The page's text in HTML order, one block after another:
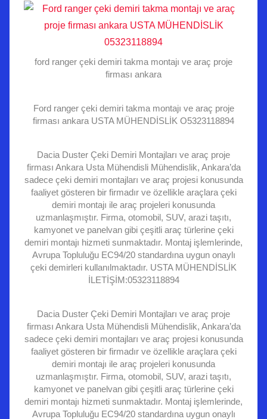
ford ranger çeki demiri takma montajı ve araç proje
firması ankara
Ford ranger çeki demiri takma montajı ve araç proje
firması ankara USTA MÜHENDİSLİK O5323118894
Dacia Duster Çeki Demiri Montajları ve araç proje
firması Ankara Usta Mühendisli Mühendislik, Ankara’da
sadece çeki demiri montajları ve araç projesi konusunda
faaliyet gösteren bir firmadır ve özellikle araçlara çeki
demiri montajı ile araç projeleri konusunda
uzmanlaşmıştır. Firma, otomobil, SUV, arazi taşıtı,
kamyonet ve panelvan gibi çeşitli araç türlerine çeki
demiri montajı hizmeti sunmaktadır. Montaj işlemlerinde,
Avrupa Topluluğu EC94/20 standardına uygun onaylı
çeki demirleri kullanılmaktadır. USTA MÜHENDİSLİK
İLETİŞİM:05323118894
Dacia Duster Çeki Demiri Montajları ve araç proje
firması Ankara Usta Mühendisli Mühendislik, Ankara’da
sadece çeki demiri montajları ve araç projesi konusunda
faaliyet gösteren bir firmadır ve özellikle araçlara çeki
demiri montajı ile araç projeleri konusunda
uzmanlaşmıştır. Firma, otomobil, SUV, arazi taşıtı,
kamyonet ve panelvan gibi çeşitli araç türlerine çeki
demiri montajı hizmeti sunmaktadır. Montaj işlemlerinde,
Avrupa Topluluğu EC94/20 standardına uygun onaylı